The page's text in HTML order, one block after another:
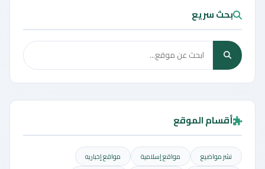
بحث سريع
أقسام الموقع
نشر مواضيع مواقع إسلامية
مواقع إخباريه